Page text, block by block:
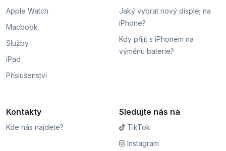
Apple Watch
Macbook
Služby
iPad
Příslušenství
Jaký vybrat nový displej na
iPhone?
Kdy přijít s iPhonem na
výměnu baterie?
Kontakty
Kde nás najdete?
Sledujte nás na
TikTok
Instagram